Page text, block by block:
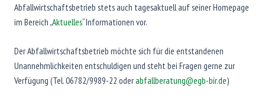
Abfallwirtschaftsbetrieb stets auch tagesaktuell auf seiner Homepage
im Bereich „Aktuelles“ Informationen vor.
Der Abfallwirtschaftsbetrieb möchte sich für die entstandenen
Unannehmlichkeiten entschuldigen und steht bei Fragen gerne zur
Verfügung (Tel. 06782/9989-22 oderabfallberatung@egb-bir.de)